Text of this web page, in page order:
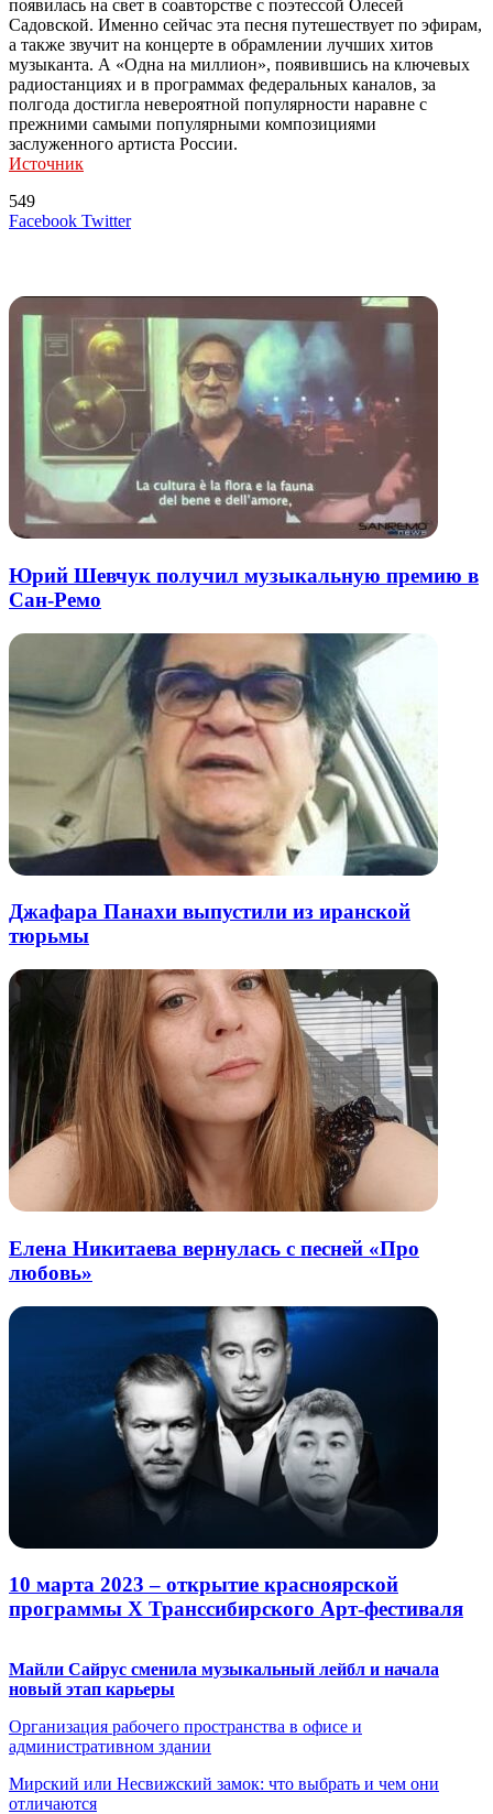
появилась на свет в соавторстве с поэтессой Олесей
Садовской. Именно сейчас эта песня путешествует по эфирам,
а также звучит на концерте в обрамлении лучших хитов
музыканта. А «Одна на миллион», появившись на ключевых
радиостанциях и в программах федеральных каналов, за
полгода достигла невероятной популярности наравне с
прежними самыми популярными композициями
заслуженного артиста России.
Источник
549
Facebook TwitterLinkedIn
Tumblr
Reddit
Вконтакте
Одноклассники
Skype
Messenger
Messenger
WhatsApp
Telegram
Viber
Line
Поделиться
Печатать
Юрий Шевчук получил музыкальную премию в
Сан-Ремо
Джафара Панахи выпустили из иранской
тюрьмы
Елена Никитаева вернулась с песней «Про
любовь»
10 марта 2023 – открытие красноярской
программы X Транссибирского Арт-фестиваля
Майли Сайрус сменила музыкальный лейбл и начала
новый этап карьеры
Организация рабочего пространства в офисе и
административном здании
Мирский или Несвижский замок: что выбрать и чем они
отличаются